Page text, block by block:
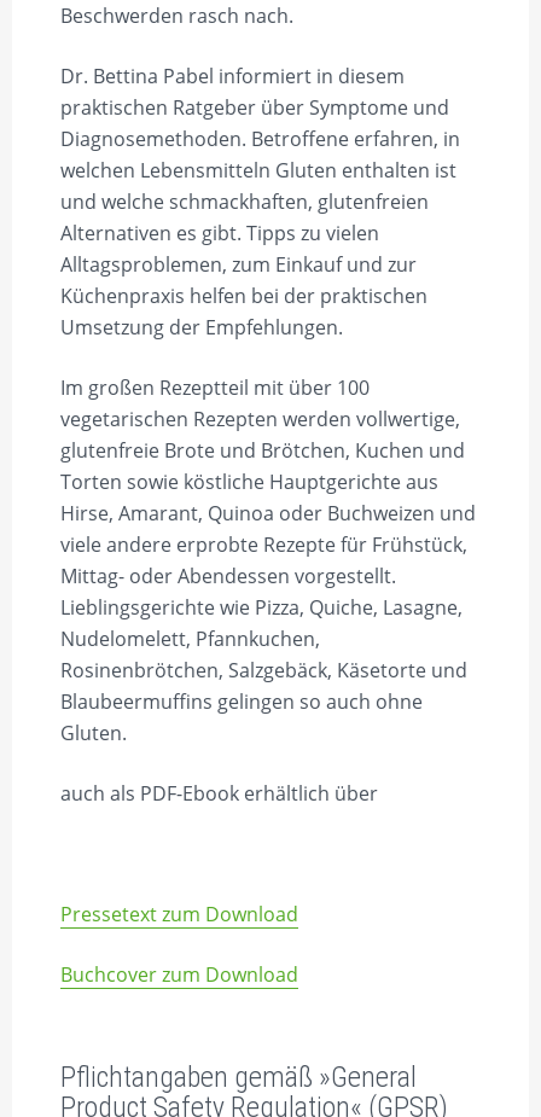
Beschwerden rasch nach.
Dr. Bettina Pabel informiert in diesem
praktischen Ratgeber über Symptome und
Diagnosemethoden. Betroffene erfahren, in
welchen Lebensmitteln Gluten enthalten ist
und welche schmackhaften, glutenfreien
Alternativen es gibt. Tipps zu vielen
Alltagsproblemen, zum Einkauf und zur
Küchenpraxis helfen bei der praktischen
Umsetzung der Empfehlungen.
Im großen Rezeptteil mit über 100
vegetarischen Rezepten werden vollwertige,
glutenfreie Brote und Brötchen, Kuchen und
Torten sowie köstliche Hauptgerichte aus
Hirse, Amarant, Quinoa oder Buchweizen und
viele andere erprobte Rezepte für Frühstück,
Mittag- oder Abendessen vorgestellt.
Lieblingsgerichte wie Pizza, Quiche, Lasagne,
Nudelomelett, Pfannkuchen,
Rosinenbrötchen, Salzgebäck, Käsetorte und
Blaubeermuffins gelingen so auch ohne
Gluten.
auch als PDF-Ebook erhältlich über
Pressetext zum Download
Buchcover zum Download
Pflichtangaben gemäß »General
Product Safety Regulation« (GPSR)